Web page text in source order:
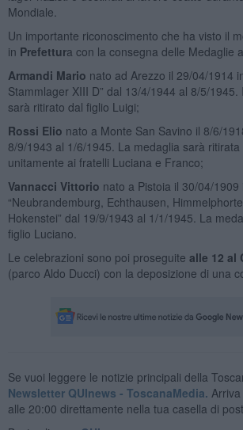
Mondiale.
Un importante riconoscimento che ha visto il
in Prefettura con la consegna delle Medaglie
Armandi Mario nato ad Arezzo il 29/04/1914
Stammlager XIII D” dal 13/4/1944 al 8/5/1945.
sarà ritirato dal figlio Luigi;
Rossi Elio nato a Monte San Savino il 8/6/
8/9/1943 al 1/6/1945. La medaglia sarà
unitamente ai fratelli Luciana e Franco;
Vannacci Vittorio nato a Pistoia il 30/04/
“Neubrandemburg, Echthausen,
Hokenstei” dal 19/9/1943 al 1/1/1945. La
figlio Luciano.
Le celebrazioni sono poi proseguite alle 12 al
(parco Aldo Ducci) con la deposizione di una
Se vuoi leggere le notizie principali della
Newsletter QUInews - ToscanaMedia.
alle 20:00 direttamente nella tua casella di